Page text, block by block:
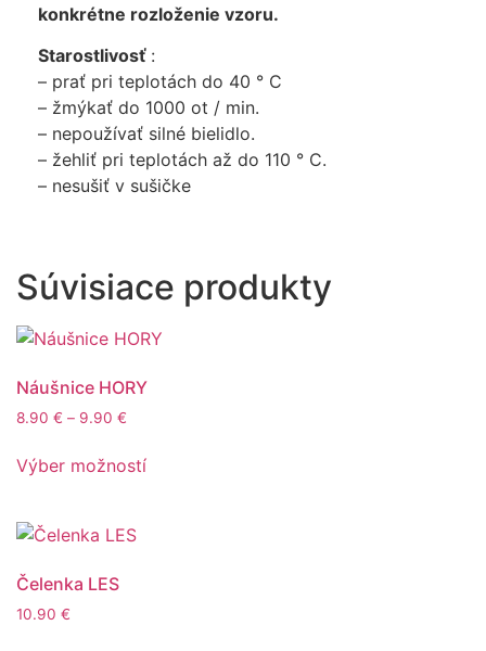
konkrétne rozloženie vzoru.
Starostlivosť :
– prať pri teplotách do 40 ° C
– žmýkať do 1000 ot / min.
– nepoužívať silné bielidlo.
– žehliť pri teplotách až do 110 ° C.
– nesušiť v sušičke
Súvisiace produkty
Náušnice HORY
8.90 € – 9.90 €
Výber možností
Čelenka LES
10.90 €